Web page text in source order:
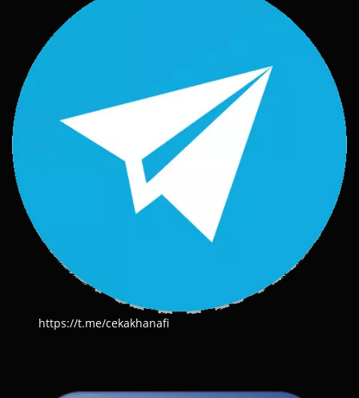
https://t.me/cekakhanafi